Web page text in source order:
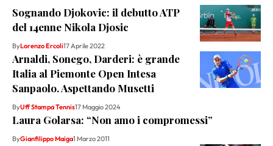
Sognando Djokovic: il debutto ATP
del 14enne Nikola Djosic
ByLorenzo Ercoli17 Aprile 2022
Arnaldi, Sonego, Darderi: è grande
Italia al Piemonte Open Intesa
Sanpaolo. Aspettando Musetti
ByUff Stampa Tennis17 Maggio 2024
Laura Golarsa: “Non amo i compromessi”
ByGianfilippo Maiga1 Marzo 2011